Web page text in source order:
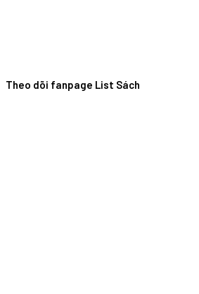
Theo dõi fanpage List Sách